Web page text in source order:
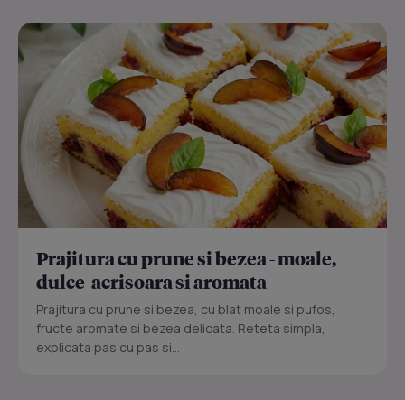
Prajitura cu prune si bezea - moale,
dulce-acrisoara si aromata
Prajitura cu prune si bezea, cu blat moale si pufos,
fructe aromate si bezea delicata. Reteta simpla,
explicata pas cu pas si...